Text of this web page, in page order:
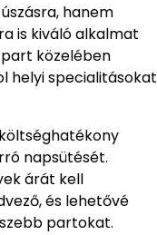
hanem
is kiváló alkalmat
part közelében
helyi specialitásokat
napsütését.
árát kell
és lehetővé
partokat.